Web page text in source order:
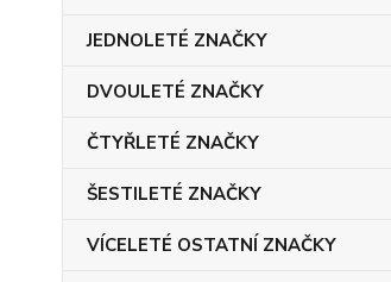
JEDNOLETÉ ZNAČKY
DVOULETÉ ZNAČKY
ČTYŘLETÉ ZNAČKY
ŠESTILETÉ ZNAČKY
VÍCELETÉ OSTATNÍ ZNAČKY